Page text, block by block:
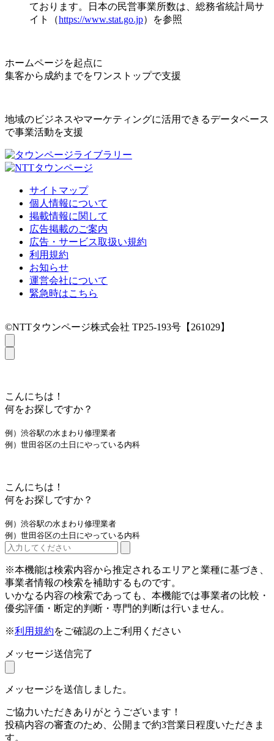
ております。日本の民営事業所数は、総務省統計局サ
イト（https://www.stat.go.jp）を参照
ホームページを起点に
集客から成約までをワンストップで支援
地域のビジネスやマーケティングに活用できるデータベース
で事業活動を支援
サイトマップ
個人情報について
掲載情報に関して
広告掲載のご案内
広告・サービス取扱い規約
利用規約
お知らせ
運営会社について
緊急時はこちら
©NTTタウンページ株式会社 TP25-193号【261029】
こんにちは！
何をお探しですか？
例）渋谷駅の水まわり修理業者
例）世田谷区の土日にやっている内科
こんにちは！
何をお探しですか？
例）渋谷駅の水まわり修理業者
例）世田谷区の土日にやっている内科
※本機能は検索内容から推定されるエリアと業種に基づき、
事業者情報の検索を補助するものです。
いかなる内容の検索であっても、本機能では事業者の比較・
優劣評価・断定的判断・専門的判断は行いません。
※利用規約をご確認の上ご利用ください
メッセージ送信完了
メッセージを送信しました。
ご協力いただきありがとうございます！
投稿内容の審査のため、公開まで約3営業日程度いただきま
す。